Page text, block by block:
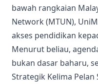
bawah rangkaian
Network (MTUN),
akses pendidikan
Menurut beliau,
bukan dasar baharu,
Strategik Kelima